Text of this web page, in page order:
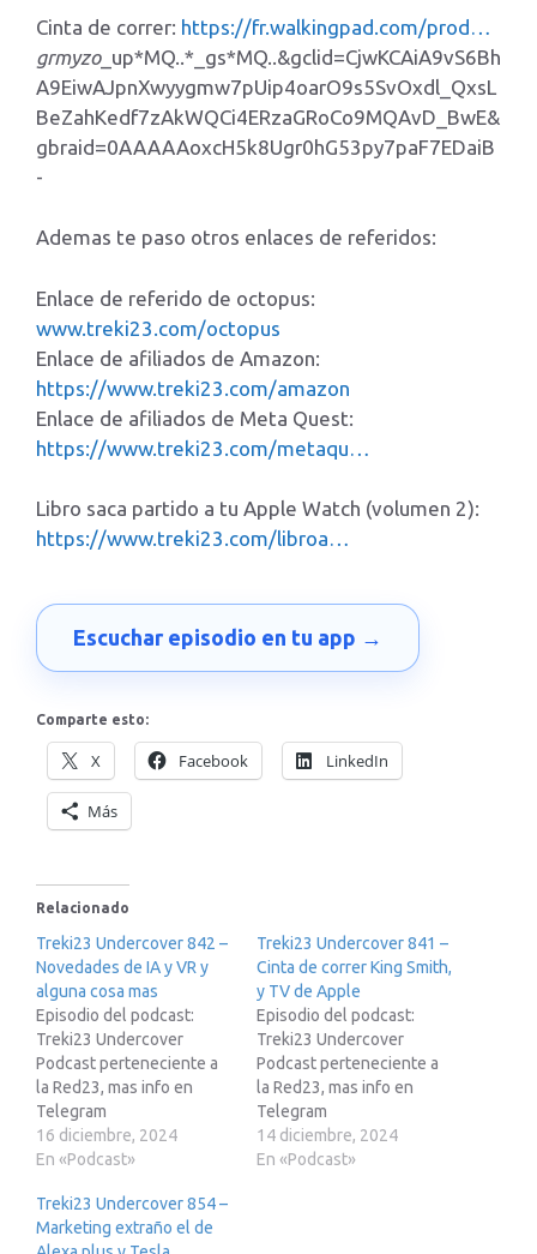
Cinta de correr: https://fr.walkingpad.com/prod…
grmyzo_up*MQ..*_gs*MQ..&gclid=CjwKCAiA9vS6Bh
A9EiwAJpnXwyygmw7pUip4oarO9s5SvOxdl_QxsL
BeZahKedf7zAkWQCi4ERzaGRoCo9MQAvD_BwE&
gbraid=0AAAAAoxcH5k8Ugr0hG53py7paF7EDaiB
-
Ademas te paso otros enlaces de referidos:
Enlace de referido de octopus:
www.treki23.com/octopus
Enlace de afiliados de Amazon:
https://www.treki23.com/amazon
Enlace de afiliados de Meta Quest:
https://www.treki23.com/metaqu…
Libro saca partido a tu Apple Watch (volumen 2):
https://www.treki23.com/libroa…
Escuchar episodio en tu app →
Comparte esto:
X Facebook LinkedIn
Más
Relacionado
Treki23 Undercover 842 –
Novedades de IA y VR y
alguna cosa mas
Episodio del podcast:
Treki23 Undercover
Podcast perteneciente a
la Red23, mas info en
Telegram
https://t.me/red23esSi
estas pensando en
mi enlace de
recomendación para que
16 diciembre, 2024
En «Podcast»
Treki23 Undercover 841 –
Cinta de correr King Smith,
y TV de Apple
Episodio del podcast:
Treki23 Undercover
Podcast perteneciente a
la Red23, mas info en
Telegram
https://t.me/red23esSi
estas pensando en
14 diciembre, 2024
En «Podcast»
Treki23 Undercover 854 –
Marketing extraño el de